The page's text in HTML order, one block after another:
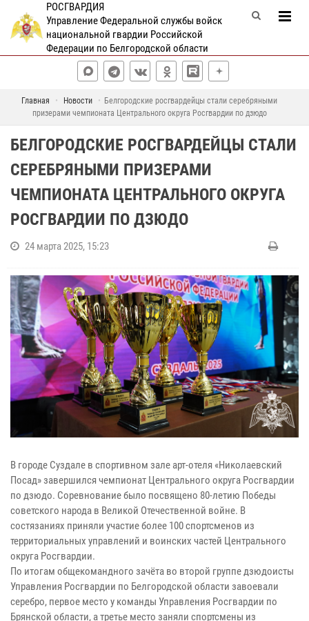
РОСГВАРДИЯ
Управление Федеральной службы войск
национальной гвардии Российской
Федерации по Белгородской области
Главная Новости
Белгородские росгвардейцы стали серебряными
призерами чемпионата Центрального округа Росгвардии по дзюдо
БЕЛГОРОДСКИЕ РОСГВАРДЕЙЦЫ СТАЛИ
СЕРЕБРЯНЫМИ ПРИЗЕРАМИ
ЧЕМПИОНАТА ЦЕНТРАЛЬНОГО ОКРУГА
РОСГВАРДИИ ПО ДЗЮДО
24 марта 2025, 15:23
В городе Суздале в спортивном зале арт-отеля «Николаевский
Посад» завершился чемпионат Центрального округа Росгвардии
по дзюдо. Соревнование было посвящено 80-летию Победы
советского народа в Великой Отечественной войне. В
состязаниях приняли участие более 100 спортсменов из
территориальных управлений и воинских частей Центрального
округа Росгвардии.
По итогам общекомандного зачёта во второй группе дзюдоисты
Управления Росгвардии по Белгородской области завоевали
серебро, первое место у команды Управления Росгвардии по
Брянской области, а третье место заняли спортсмены из